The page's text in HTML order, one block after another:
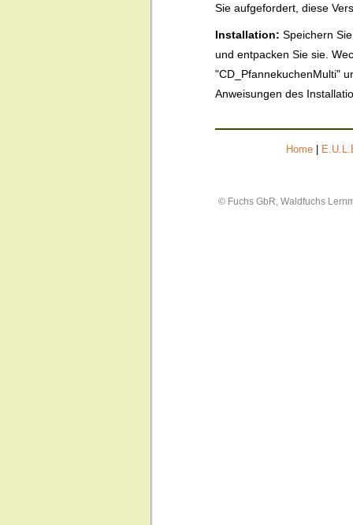
Sie aufgefordert, diese
Installation: Speichern
und entpacken Sie sie.
"CD_PfannekuchenMulti"
Anweisungen des
Home|
© Fuchs GbR, Waldfuchs